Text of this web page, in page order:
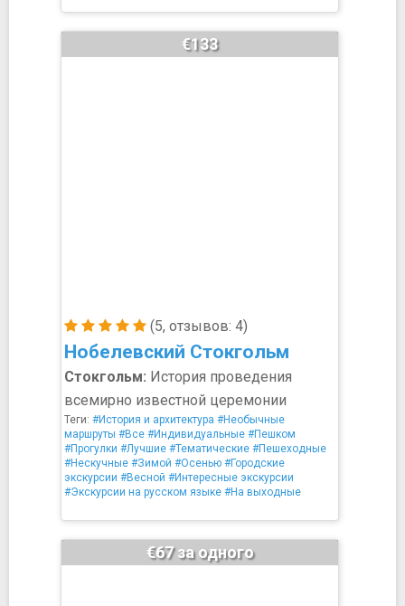
(5, отзывов: 4)
Нобелевский Стокгольм
€133
Стокгольм: История проведения
всемирно известной церемонии
Теги: #История и архитектура #Необычные
маршруты #Все #Индивидуальные #Пешком
#Прогулки #Лучшие #Тематические #Пешеходные
#Нескучные #Зимой #Осенью #Городские
экскурсии #Весной #Интересные экскурсии
#Экскурсии на русском языке #На выходные
€67 за одного